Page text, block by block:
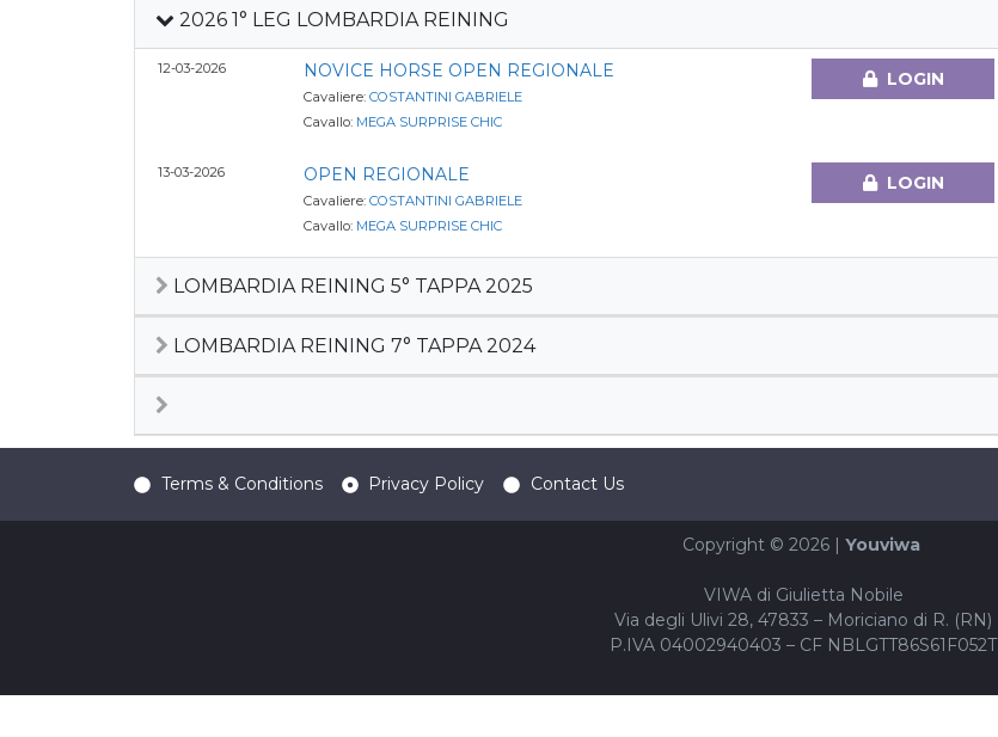
2026 1° LEG LOMBARDIA REINING
12-03-2026 NOVICE HORSE OPEN REGIONALE
Cavaliere: COSTANTINI GABRIELE
Cavallo: MEGA SURPRISE CHIC
LOGIN
13-03-2026 OPEN REGIONALE
Cavaliere: COSTANTINI GABRIELE
Cavallo: MEGA SURPRISE CHIC
LOGIN
LOMBARDIA REINING 5° TAPPA 2025
LOMBARDIA REINING 7° TAPPA 2024
Terms & Conditions Privacy Policy Contact Us
Copyright © 2026 | Youviwa
VIWA di Giulietta Nobile
Via degli Ulivi 28, 47833 – Moriciano di R. (RN)
P.IVA 04002940403 – CF NBLGTT86S61F052T